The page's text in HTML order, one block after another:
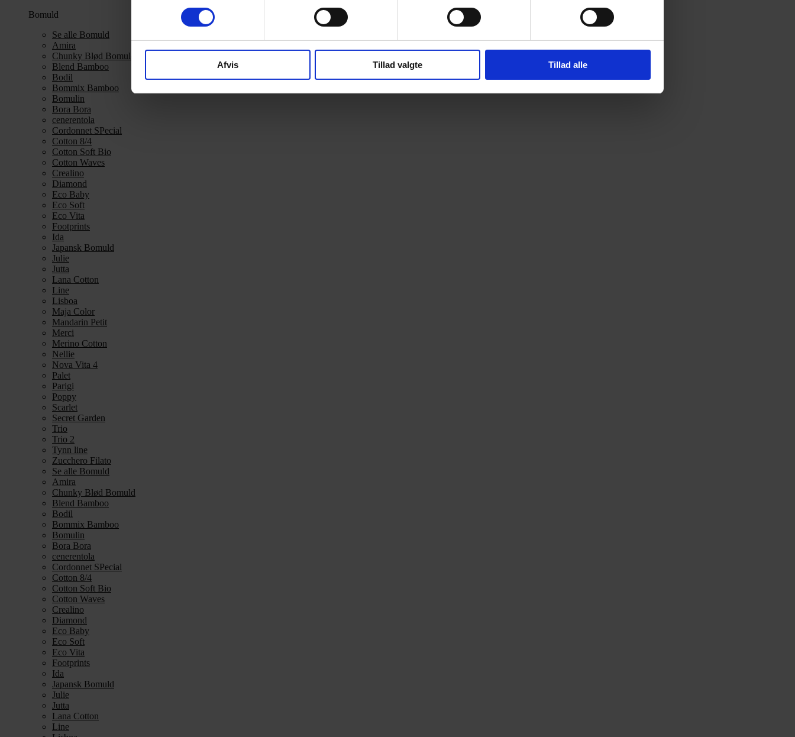
Afvis Tillad valgte Tillad alle
Bomuld
Se alle Bomuld
Amira
Chunky Blød Bomuld
Blend Bamboo
Bodil
Bommix Bamboo
Bomulin
Bora Bora
cenerentola
Cordonnet SPecial
Cotton 8/4
Cotton Soft Bio
Cotton Waves
Crealino
Diamond
Eco Baby
Eco Soft
Eco Vita
Footprints
Ida
Japansk Bomuld
Julie
Jutta
Lana Cotton
Line
Lisboa
Maja Color
Mandarin Petit
Merci
Merino Cotton
Nellie
Nova Vita 4
Palet
Parigi
Poppy
Scarlet
Secret Garden
Trio
Trio 2
Tynn line
Zucchero Filato
Se alle Bomuld
Amira
Chunky Blød Bomuld
Blend Bamboo
Bodil
Bommix Bamboo
Bomulin
Bora Bora
cenerentola
Cordonnet SPecial
Cotton 8/4
Cotton Soft Bio
Cotton Waves
Crealino
Diamond
Eco Baby
Eco Soft
Eco Vita
Footprints
Ida
Japansk Bomuld
Julie
Jutta
Lana Cotton
Line